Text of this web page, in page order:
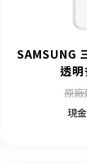
SAMSUNG
透
原廠
現